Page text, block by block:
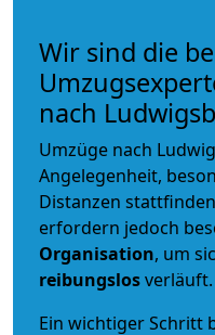
Wir sind die
nach
Umzüge nach
Angelegenheit,
Distanzen
erfordern jedoch
Organisation, um
reibungslosverläuft.
Ein wichtiger Schritt